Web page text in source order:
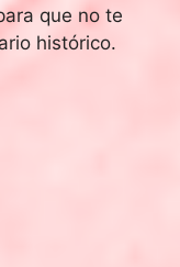
que no te
histórico.